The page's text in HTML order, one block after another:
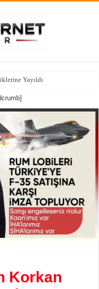
Yayıldı
Korkan